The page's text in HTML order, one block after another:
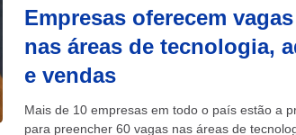
Empresas oferecem
nas áreas de tecnologia,
e vendas
Mais de 10 empresas em todo o país estão a
para preencher 60 vagas nas áreas de